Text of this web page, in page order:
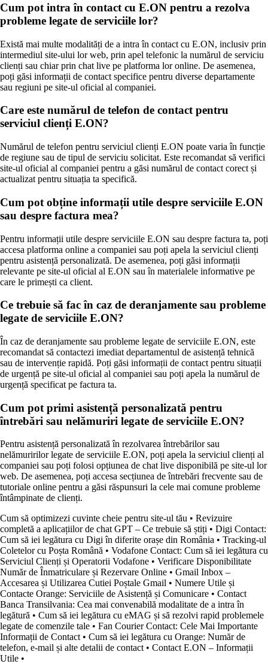
Cum pot intra în contact cu E.ON pentru a rezolva
probleme legate de serviciile lor?
Există mai multe modalități de a intra în contact cu E.ON, inclusiv prin
intermediul site-ului lor web, prin apel telefonic la numărul de serviciu
clienți sau chiar prin chat live pe platforma lor online. De asemenea,
poți găsi informații de contact specifice pentru diverse departamente
sau regiuni pe site-ul oficial al companiei.
Care este numărul de telefon de contact pentru
serviciul clienți E.ON?
Numărul de telefon pentru serviciul clienți E.ON poate varia în funcție
de regiune sau de tipul de serviciu solicitat. Este recomandat să verifici
site-ul oficial al companiei pentru a găsi numărul de contact corect și
actualizat pentru situația ta specifică.
Cum pot obține informații utile despre serviciile E.ON
sau despre factura mea?
Pentru informații utile despre serviciile E.ON sau despre factura ta, poți
accesa platforma online a companiei sau poți apela la serviciul clienți
pentru asistență personalizată. De asemenea, poți găsi informații
relevante pe site-ul oficial al E.ON sau în materialele informative pe
care le primești ca client.
Ce trebuie să fac în caz de deranjamente sau probleme
legate de serviciile E.ON?
În caz de deranjamente sau probleme legate de serviciile E.ON, este
recomandat să contactezi imediat departamentul de asistență tehnică
sau de intervenție rapidă. Poți găsi informații de contact pentru situații
de urgență pe site-ul oficial al companiei sau poți apela la numărul de
urgență specificat pe factura ta.
Cum pot primi asistență personalizată pentru
întrebări sau nelămuriri legate de serviciile E.ON?
Pentru asistență personalizată în rezolvarea întrebărilor sau
nelămuririlor legate de serviciile E.ON, poți apela la serviciul clienți al
companiei sau poți folosi opțiunea de chat live disponibilă pe site-ul lor
web. De asemenea, poți accesa secțiunea de întrebări frecvente sau de
tutoriale online pentru a găsi răspunsuri la cele mai comune probleme
întâmpinate de clienți.
Cum să optimizezi cuvinte cheie pentru site-ul tău • Revizuire
completă a aplicațiilor de chat GPT – Ce trebuie să știți • Digi Contact:
Cum să iei legătura cu Digi în diferite orașe din România • Tracking-ul
Coletelor cu Poșta Română • Vodafone Contact: Cum să iei legătura cu
Serviciul Clienți și Operatorii Vodafone • Verificare Disponibilitate
Număr de Înmatriculare și Rezervare Online • Gmail Inbox –
Accesarea și Utilizarea Cutiei Poștale Gmail • Numere Utile și
Contacte Orange: Serviciile de Asistență și Comunicare • Contact
Banca Transilvania: Cea mai convenabilă modalitate de a intra în
legătură • Cum să iei legătura cu eMAG și să rezolvi rapid problemele
legate de comenzile tale • Fan Courier Contact: Cele Mai Importante
Informații de Contact• Cum să iei legătura cu Orange: Număr de
telefon, e-mail și alte detalii de contact• Contact E.ON – Informații
Utile •